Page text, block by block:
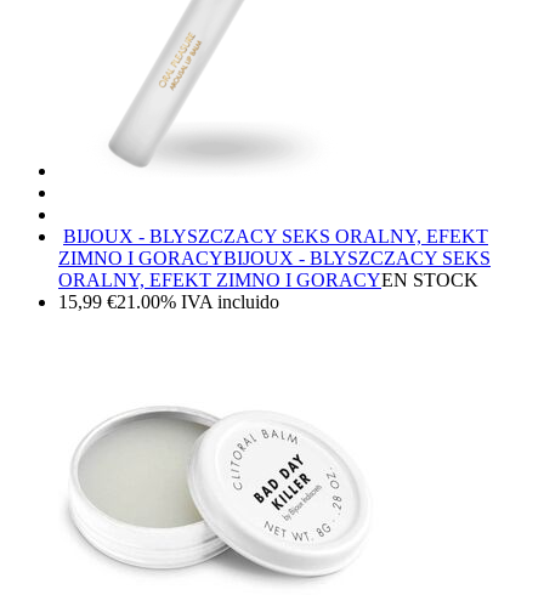
BIJOUX - BLYSZCZACY SEKS ORALNY, EFEKT
ZIMNO I GORACYBIJOUX - BLYSZCZACY SEKS
ORALNY, EFEKT ZIMNO I GORACYEN STOCK
15,99 €21.00% IVA incluido